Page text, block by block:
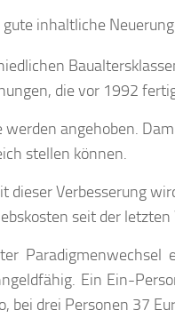
inhaltliche
die vor 1992
werden angehoben.
stellen können.
dieser Verbesserung
seit der
Paradigmenwechsel
Ein Ein-
bei drei Personen 37